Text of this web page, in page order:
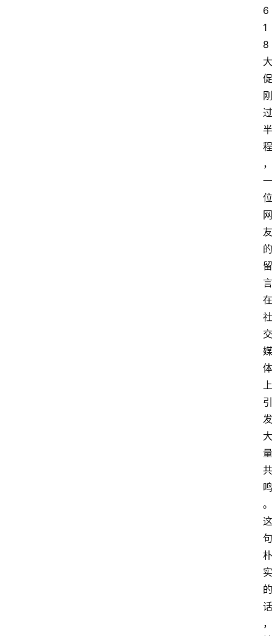
6
1
8
大
促
刚
过
半
程
，
一
位
网
友
的
留
言
在
社
交
媒
体
上
引
发
大
量
共
鸣
。
这
句
朴
实
的
话
，